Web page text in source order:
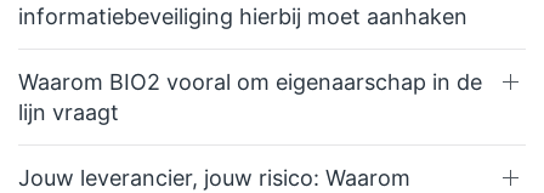
informatiebeveiliging hierbij moet aanhaken
Waarom BIO2 vooral om eigenaarschap in de
lijn vraagt
Jouw leverancier, jouw risico: Waarom